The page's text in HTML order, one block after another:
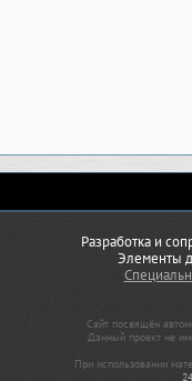
Разработка и
Элементы
Сайт посвящён
Данный проект не
При использовании